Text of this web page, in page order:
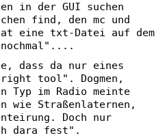
in der GUI suchen
find, den mc und
eine txt-Datei auf dem
dass da nur eines
tool". Dogmen,
Typ im Radio meinte
wie Straßenlaternen,
Doch nur
dara fest".